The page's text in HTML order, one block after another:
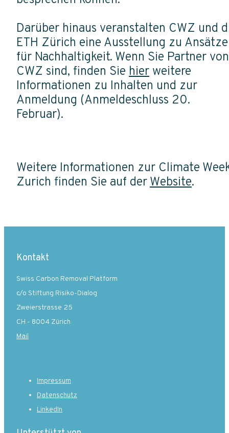
Darüber hinaus veranstalten CWZ und
ETH Zürich eine Ausstellung zu
für Nachhaltigkeit. Wenn Sie Partner von
CWZ sind, finden Sie hier weitere
Informationen zu Inhalten und zur
Anmeldung (Anmeldeschluss 20.
Februar).
Weitere Informationen zur Climate
Zurich finden Sie auf derWebsite.
Kontakt
Swiss Carbon Removal Platform
c/o Stiftung Risiko-Dialog
Zweierstrasse 25
CH - 8004 Zürich
Mail
Impressum
Datenschutz
LinkedIn